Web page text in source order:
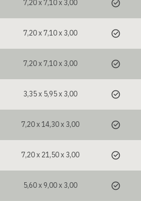
7,20 x 7,10 x 3,00
7,20 x 7,10 x 3,00
7,20 x 7,10 x 3,00
3,35 x 5,95 x 3,00
7,20 x 14,30 x 3,00
7,20 x 21,50 x 3,00
5,60 x 9,00 x 3,00